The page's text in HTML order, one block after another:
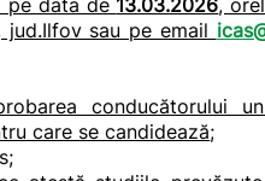
pe data de 13.03.2026,
jud.Ilfov sau pe email
conducătorului
care se candidează;